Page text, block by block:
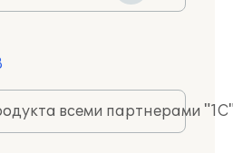
всеми партнерами